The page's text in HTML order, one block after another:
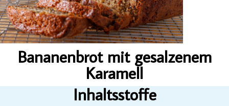
Bananenbrot mit gesalzenem
Karamell
Inhaltsstoffe